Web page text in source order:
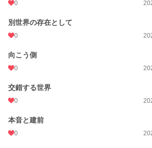
0
別世界の存在として
0
向こう側
0
交錯する世界
0
本音と建前
0